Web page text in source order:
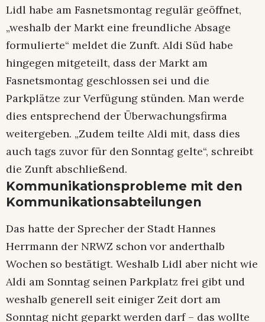
Lidl habe am Fasnetsmontag regulär geöffnet,
„weshalb der Markt eine freundliche Absage
formulierte“ meldet die Zunft. Aldi Süd habe
hingegen mitgeteilt, dass der Markt am
Fasnetsmontag geschlossen sei und die
Parkplätze zur Verfügung stünden. Man werde
dies entsprechend der Überwachungsfirma
weitergeben. „Zudem teilte Aldi mit, dass dies
auch tags zuvor für den Sonntag gelte“, schreibt
die Zunft abschließend.
Kommunikationsprobleme mit den
Kommunikationsabteilungen
Das hatte der Sprecher der Stadt Hannes
Herrmann der NRWZ schon vor anderthalb
Wochen so bestätigt. Weshalb Lidl aber nicht wie
Aldi am Sonntag seinen Parkplatz frei gibt und
weshalb generell seit einiger Zeit dort am
Sonntag nicht geparkt werden darf – das wollte